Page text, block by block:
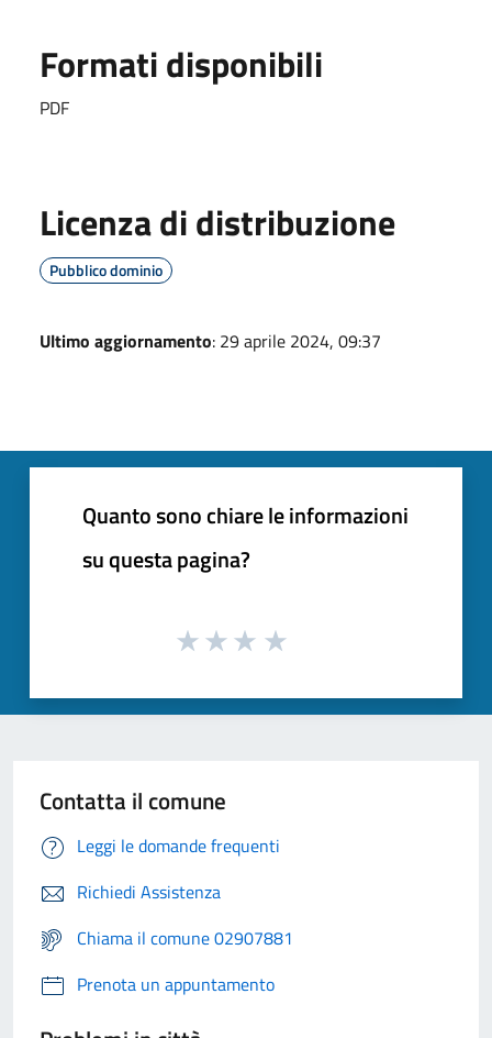
Formati disponibili
PDF
Licenza di distribuzione
Pubblico dominio
Ultimo aggiornamento: 29 aprile 2024, 09:37
Quanto sono chiare le informazioni
su questa pagina?
Contatta il comune
Leggi le domande frequenti
Richiedi Assistenza
Chiama il comune 02907881
Prenota un appuntamento